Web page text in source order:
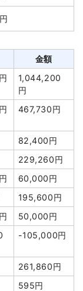
60,000円
2,205,929円
220,593円
2,426,522円
975,000円
385,000円
17,000円
9,400円
1,490,000
円
149,000円
1,639,000
円
階建て
金額
1,044,200
円
467,730円
82,400円
229,260円
60,000円
195,600円
50,000円
-105,000円
261,860円
595円